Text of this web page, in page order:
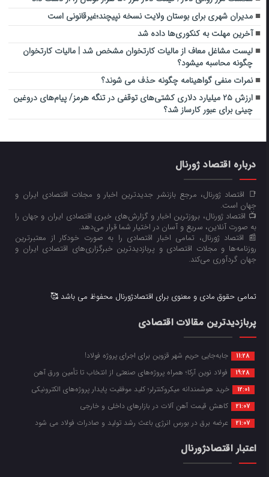
مدیران شهری برای بوستان ولایت نسخه نپیچند؛غیرقانونی است
آخرین مهلت به کنکوری‌ها داده شد
لیست مشاغل معاف از مالیات کارتخوان مشخص شد | مالیات کارتخوان
چگونه محاسبه میشود؟
نمرات منفی گواهینامه چگونه حذف می شوند؟
ارزش ۲۵ میلیارد دلاری کشتی‌های توقفی در تنگه هرمز/ پیام‌های دروغین
چینی برای عبور کارساز شد؟
درباره اقتصاد ژورنال
📑 اقتصاد ژورنال، مرجع بازنشر جدیدترین اخبار و مجلات اقتصادی ایران و
جهان است.
📺 اقتصاد ژورنال، بروزترین اخبار و گزارش‌های خبری اقتصادی ایران و جهان را
به صورت آنلاین، سریع و آسان در اختیار شما قرار می‌‌دهد.
📰 اقتصاد ژورنال، تمامی اخبار اقتصادی را به صورت خودکار از معتبرترین
روزنامه‌ها و مجلات اقتصادی و پربازدیدترین خبرگزاری‌های اقتصادی ایران و
جهان گردآوری می‌کند.
تمامی حقوق مادی و معنوی برای اقتصادژورنال محفوظ می باشد 🥰
پربازدیدترین مقالات اقتصادی
11:28 جابه‌جایی حریم شهر قزوین برای اجرای پروژه فولاد!
19:28 فولاد نوین آرکا؛ همراه پروژه‌های صنعتی از انتخاب تا تأمین ورق آهن
12:01 خرید هوشمندانه میکروکنترلر؛ کلید موفقیت پایدار پروژه‌های الکترونیکی
21:07 کاهش قیمت آهن آلات در بازارهای داخلی و خارجی
21:07 عرضه برق در بورس انرژی باعث رشد تولید و صادرات فولاد می شود
اعتبار اقتصادژورنال